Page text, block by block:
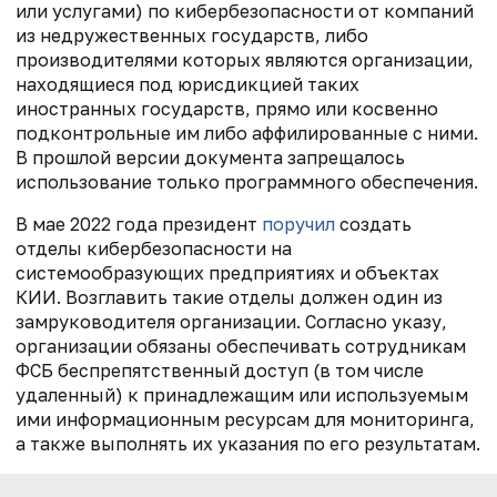
или услугами) по кибербезопасности от компаний
из недружественных государств, либо
производителями которых являются организации,
находящиеся под юрисдикцией таких
иностранных государств, прямо или косвенно
подконтрольные им либо аффилированные с ними.
В прошлой версии документа запрещалось
использование только программного обеспечения.
В мае 2022 года президент поручил создать
отделы кибербезопасности на
системообразующих предприятиях и объектах
КИИ. Возглавить такие отделы должен один из
замруководителя организации. Согласно указу,
организации обязаны обеспечивать сотрудникам
ФСБ беспрепятственный доступ (в том числе
удаленный) к принадлежащим или используемым
ими информационным ресурсам для мониторинга,
а также выполнять их указания по его результатам.